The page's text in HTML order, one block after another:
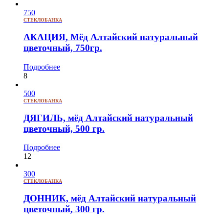
750
СТЕКЛОБАНКА
АКАЦИЯ, Мёд Алтайский натуральный
цветочный, 750гр.
Подробнее
8
500
СТЕКЛОБАНКА
ДЯГИЛЬ, мёд Алтайский натуральный
цветочный, 500 гр.
Подробнее
12
300
СТЕКЛОБАНКА
ДОННИК, мёд Алтайский натуральный
цветочный, 300 гр.